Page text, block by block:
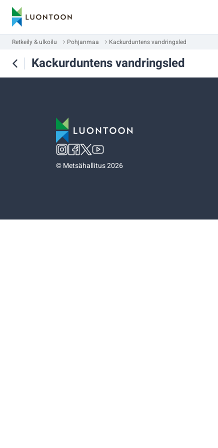
Retkeily & ulkoilu Pohjanmaa Kackurduntens vandringsled
Kackurduntens vandringsled
©Metsähallitus 2026